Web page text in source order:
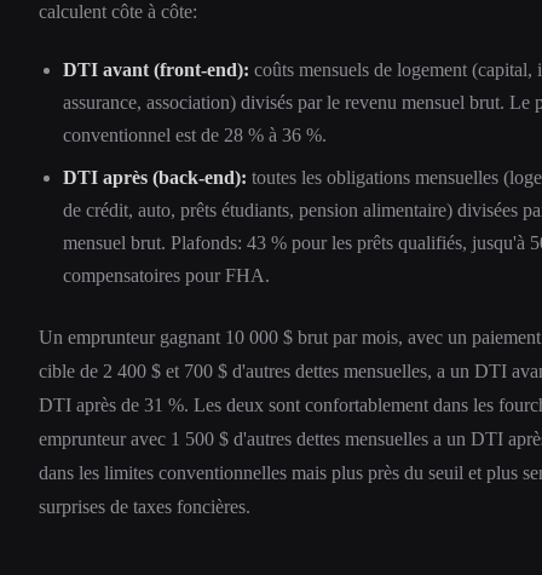
calculent côte à côte:
DTI avant (front-end): coûts mensuels de logement (capital,
assurance, association) divisés par le revenu mensuel brut. Le
conventionnel est de 28 % à 36 %.
DTI après (back-end): toutes les obligations mensuelles
de crédit, auto, prêts étudiants, pension alimentaire) divisées
mensuel brut. Plafonds: 43 % pour les prêts qualifiés, jusqu'à
compensatoires pour FHA.
Un emprunteur gagnant 10 000 $ brut par mois, avec un
cible de 2 400 $ et 700 $ d'autres dettes mensuelles, a un DTI
DTI après de 31 %. Les deux sont confortablement dans les
emprunteur avec 1 500 $ d'autres dettes mensuelles a un DTI
dans les limites conventionnelles mais plus près du seuil et plus
surprises de taxes foncières.